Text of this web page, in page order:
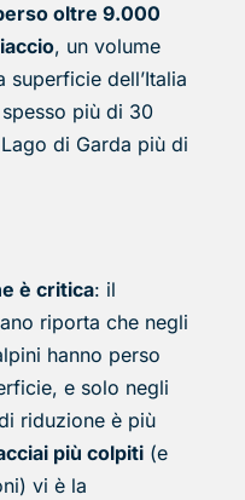
oltre 9.000
, un volume
superficie dell’Italia
più di 30
di Garda più di
è critica: il
riporta che negli
hanno perso
e solo negli
riduzione è più
più colpiti(e
vi è la